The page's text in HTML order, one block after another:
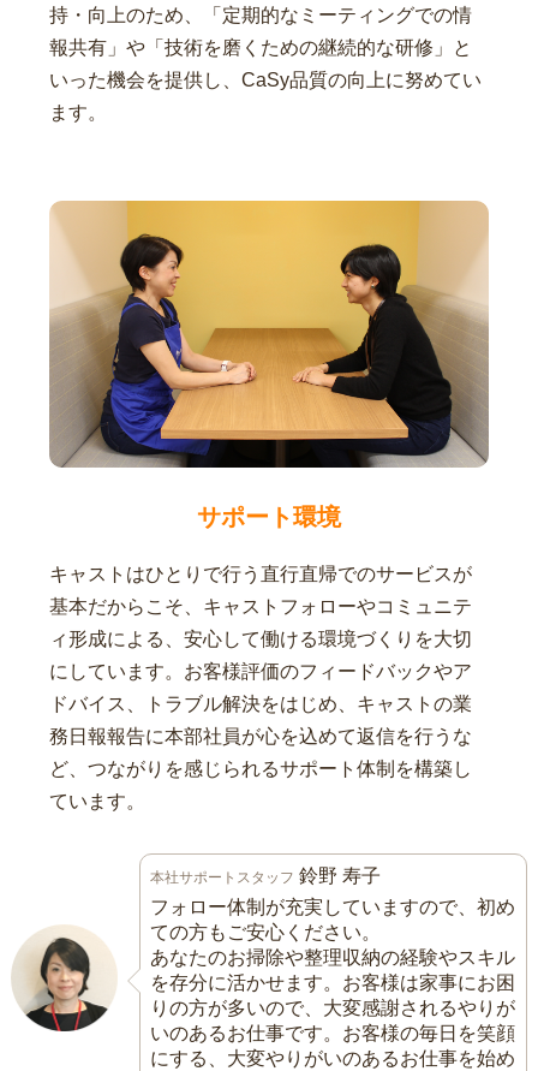
持・向上のため、「定期的なミーティングでの情
報共有」や「技術を磨くための継続的な研修」と
いった機会を提供し、CaSy品質の向上に努めてい
ます。
サポート環境
キャストはひとりで行う直行直帰でのサービスが
基本だからこそ、キャストフォローやコミュニテ
ィ形成による、安心して働ける環境づくりを大切
にしています。お客様評価のフィードバックやア
ドバイス、トラブル解決をはじめ、キャストの業
務日報報告に本部社員が心を込めて返信を行うな
ど、つながりを感じられるサポート体制を構築し
ています。
本社サポートスタッフ 鈴野 寿子
フォロー体制が充実していますので、初め
ての方もご安心ください。
あなたのお掃除や整理収納の経験やスキル
を存分に活かせます。お客様は家事にお困
りの方が多いので、大変感謝されるやりが
いのあるお仕事です。お客様の毎日を笑顔
にする、大変やりがいのあるお仕事を始め